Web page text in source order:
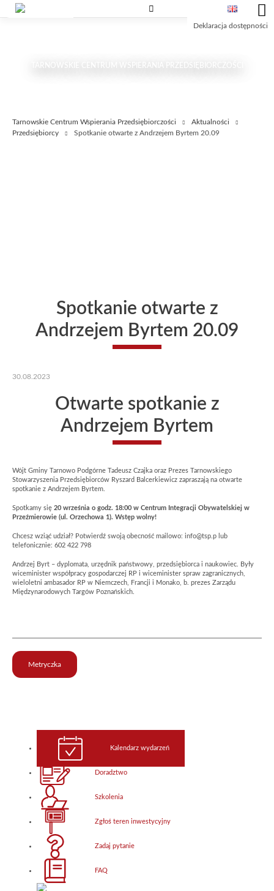
Przejdź
do
Przejdź
do
Przejdź
do
Deklaracja dostępności
TARNOWSKIE CENTRUM WSPIERANIA PRZEDSIĘBIORCZOŚCI
Tarnowskie Centrum Wspierania Przedsiębiorczości
Aktualności
Przedsiębiorcy
Spotkanie otwarte z Andrzejem Byrtem 20.09
Spotkanie otwarte z
Andrzejem Byrtem 20.09
30.08.2023
Otwarte spotkanie z
Andrzejem Byrtem
Wójt Gminy Tarnowo Podgórne Tadeusz Czajka oraz Prezes Tarnowskiego
Stowarzyszenia Przedsiębiorców Ryszard Balcerkiewicz zapraszają na otwarte
spotkanie z Andrzejem Byrtem.
Spotkamy się 20 września o godz. 18:00 w Centrum Integracji Obywatelskiej w
Przeźmierowie (ul. Orzechowa 1). Wstęp wolny!
Chcesz wziąć udział? Potwierdź swoją obecność mailowo: info@tsp.p lub
telefonicznie: 602 422 798
Andrzej Byrt – dyplomata, urzędnik państwowy, przedsiębiorca i naukowiec. Były
wiceminister współpracy gospodarczej RP i wiceminister spraw zagranicznych,
wieloletni ambasador RP w Niemczech, Francji i Monako, b. prezes Zarządu
Międzynarodowych Targów Poznańskich.
Metryczka
Kalendarz wydarzeń
Doradztwo
Szkolenia
Zgłoś teren inwestycyjny
Zadaj pytanie
FAQ